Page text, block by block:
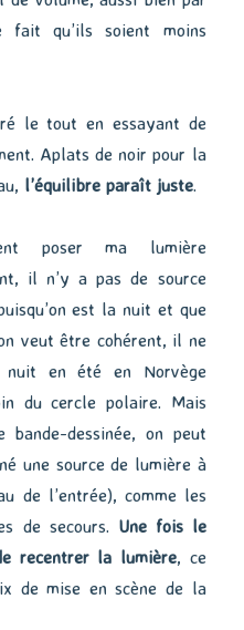
qu’ils soient moins
le tout en essayant de
Aplats de noir pour la
l’équilibre paraît juste.
poser ma lumière
il n’y a pas de source
est la nuit et que
veut être cohérent, il ne
en été en Norvège
du cercle polaire. Mais
dessinée, on peut
une source de lumière à
de l’entrée), comme les
de secours. Une fois le
recentrer la lumière, ce
de mise en scène de la